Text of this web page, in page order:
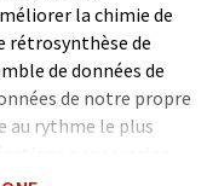
la chimie de
rétrosynthèse de
de données de
de notre propre
au rythme le plus